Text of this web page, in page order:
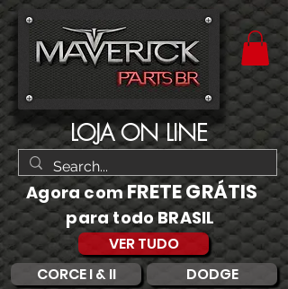
LOJA ON LINE
Agora comFRETE GRÁTIS
para todo BRASIL
CORCE I & II
DODGE
VER TUDO